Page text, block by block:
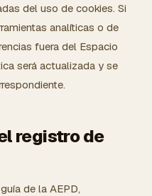
del uso de cookies. Si
analíticas o de
fuera del Espacio
será actualizada y se
registro de
de la AEPD,